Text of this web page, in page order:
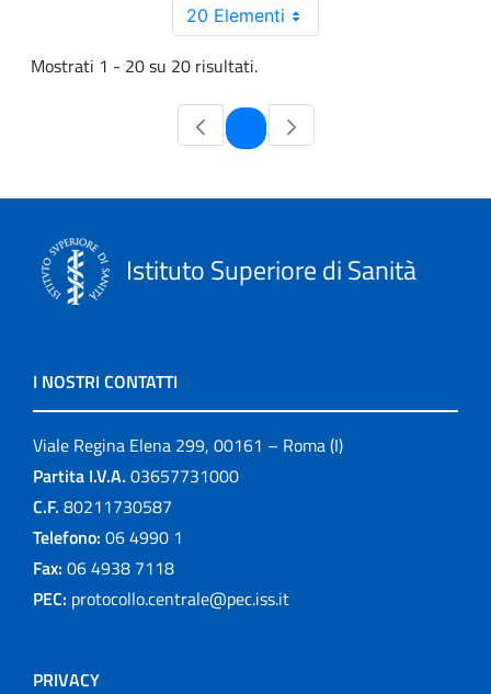
20 Elementi
Mostrati 1 - 20 su 20 risultati.
Pagina
Istituto Superiore di Sanità
I NOSTRI CONTATTI
Viale Regina Elena 299, 00161 – Roma (I)
Partita I.V.A. 03657731000
C.F. 80211730587
Telefono: 06 4990 1
Fax: 06 4938 7118
PEC: protocollo.centrale@pec.iss.it
PRIVACY